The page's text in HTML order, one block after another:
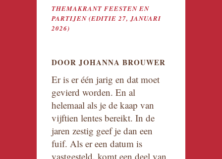
THEMAKRANT FEESTEN EN
PARTIJEN (EDITIE 27, JANUARI
2026)
DOOR JOHANNA BROUWER
Er is er één jarig en dat moet
gevierd worden. En al
helemaal als je de kaap van
vijftien lentes bereikt. In de
jaren zestig geef je dan een
fuif. Als er een datum is
vastgesteld, komt een deel van